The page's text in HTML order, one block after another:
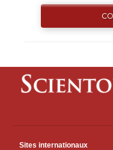
Sites internationaux